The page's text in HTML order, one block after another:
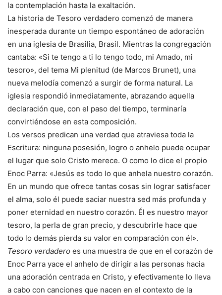
la contemplación hasta la exaltación.
La historia de Tesoro verdadero comenzó de manera
inesperada durante un tiempo espontáneo de adoración
en una iglesia de Brasilia, Brasil. Mientras la congregación
cantaba: «Si te tengo a ti lo tengo todo, mi Amado, mi
tesoro», del tema Mi plenitud (de Marcos Brunet), una
nueva melodía comenzó a surgir de forma natural. La
iglesia respondió inmediatamente, abrazando aquella
declaración que, con el paso del tiempo, terminaría
convirtiéndose en esta composición.
Los versos predican una verdad que atraviesa toda la
Escritura: ninguna posesión, logro o anhelo puede ocupar
el lugar que solo Cristo merece. O como lo dice el propio
Enoc Parra: «Jesús es todo lo que anhela nuestro corazón.
En un mundo que ofrece tantas cosas sin lograr satisfacer
el alma, solo él puede saciar nuestra sed más profunda y
poner eternidad en nuestro corazón. Él es nuestro mayor
tesoro, la perla de gran precio, y descubrirle hace que
todo lo demás pierda su valor en comparación con él».
Tesoro verdadero es una muestra de que en el corazón de
Enoc Parra yace el anhelo de dirigir a las personas hacia
una adoración centrada en Cristo, y efectivamente lo lleva
a cabo con canciones que nacen en el contexto de la